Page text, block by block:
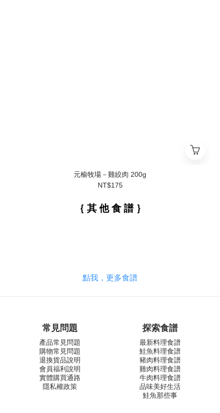
元榆牧場－雞絞肉 200g
NT$175
｛ 其 他 食 譜 ｝
點我，更多食譜
常見問題
產品常見問題
購物常見問題
退換貨品說明
會員福利說明
實體購買通路
隱私權政策
探索食譜
最新料理食譜
鮭魚料理食譜
豬肉料理食譜
雞肉料理食譜
牛肉料理食譜
品味美好生活
鮭魚那些事